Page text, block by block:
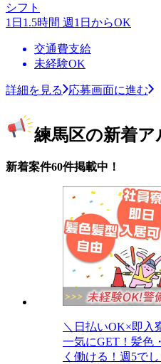
シフト
1日1.5時間 週1日からOK
交通費支給
未経験OK
詳細を見る 応募画面に進む
練馬区の新着ア
新着案件60件掲載中！
＼日払いOK×即入
一気にGET！髪色
く働ける！週5で